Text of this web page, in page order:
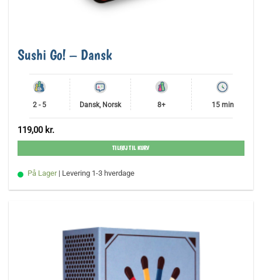
Sushi Go! – Dansk
2 - 5 Dansk, Norsk 8+ 15 min
119,00 kr.
TILFØJ TIL KURV
På Lager | Levering 1-3 hverdage